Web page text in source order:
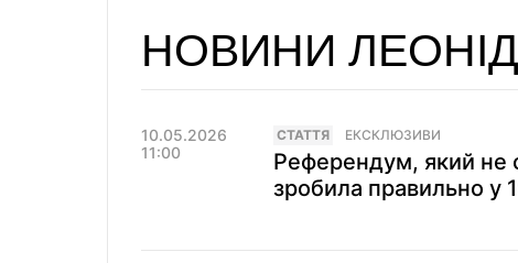
НОВИНИ
10.05.2026
11:00
СТАТТЯ ЕКСКЛЮЗИВИ
Референдум, який не
зробила правильно у